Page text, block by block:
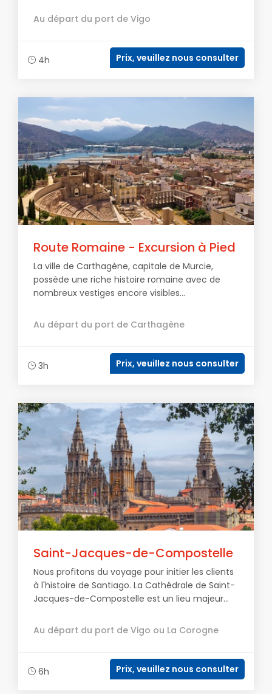
Au départ du port de Vigo
4h Prix, veuillez nous consulter
Route Romaine - Excursion à Pied
La ville de Carthagène, capitale de Murcie,
possède une riche histoire romaine avec de
nombreux vestiges encore visibles...
Au départ du port de Carthagène
3h Prix, veuillez nous consulter
Saint-Jacques-de-Compostelle
Nous profitons du voyage pour initier les clients
à l'histoire de Santiago. La Cathédrale de Saint-
Jacques-de-Compostelle est un lieu majeur...
Au départ du port de Vigo ou La Corogne
6h Prix, veuillez nous consulter